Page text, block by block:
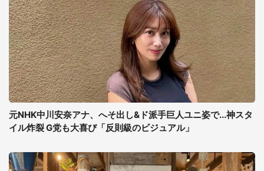
元NHK中川安奈アナ、へそ出し&ド派手巨人ユニ姿で...神スタ
イル炸裂 G党も大喜び「反則級のビジュアル」